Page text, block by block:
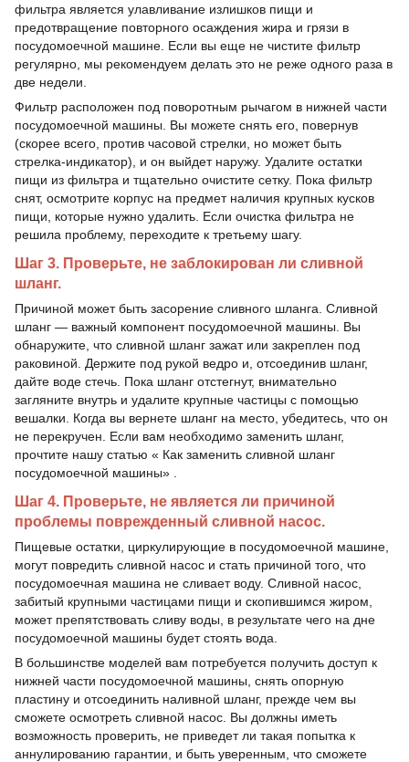
фильтра является улавливание излишков пищи и
предотвращение повторного осаждения жира и грязи в
посудомоечной машине. Если вы еще не чистите фильтр
регулярно, мы рекомендуем делать это не реже одного раза в
две недели.
Фильтр расположен под поворотным рычагом в нижней части
посудомоечной машины. Вы можете снять его, повернув
(скорее всего, против часовой стрелки, но может быть
стрелка-индикатор), и он выйдет наружу. Удалите остатки
пищи из фильтра и тщательно очистите сетку. Пока фильтр
снят, осмотрите корпус на предмет наличия крупных кусков
пищи, которые нужно удалить. Если очистка фильтра не
решила проблему, переходите к третьему шагу.
Шаг 3. Проверьте, не заблокирован ли сливной
шланг.
Причиной может быть засорение сливного шланга. Сливной
шланг — важный компонент посудомоечной машины. Вы
обнаружите, что сливной шланг зажат или закреплен под
раковиной. Держите под рукой ведро и, отсоединив шланг,
дайте воде стечь. Пока шланг отстегнут, внимательно
загляните внутрь и удалите крупные частицы с помощью
вешалки. Когда вы вернете шланг на место, убедитесь, что он
не перекручен. Если вам необходимо заменить шланг,
прочтите нашу статью « Как заменить сливной шланг
посудомоечной машины» .
Шаг 4. Проверьте, не является ли причиной
проблемы поврежденный сливной насос.
Пищевые остатки, циркулирующие в посудомоечной машине,
могут повредить сливной насос и стать причиной того, что
посудомоечная машина не сливает воду. Сливной насос,
забитый крупными частицами пищи и скопившимся жиром,
может препятствовать сливу воды, в результате чего на дне
посудомоечной машины будет стоять вода.
В большинстве моделей вам потребуется получить доступ к
нижней части посудомоечной машины, снять опорную
пластину и отсоединить наливной шланг, прежде чем вы
сможете осмотреть сливной насос. Вы должны иметь
возможность проверить, не приведет ли такая попытка к
аннулированию гарантии, и быть уверенным, что сможете